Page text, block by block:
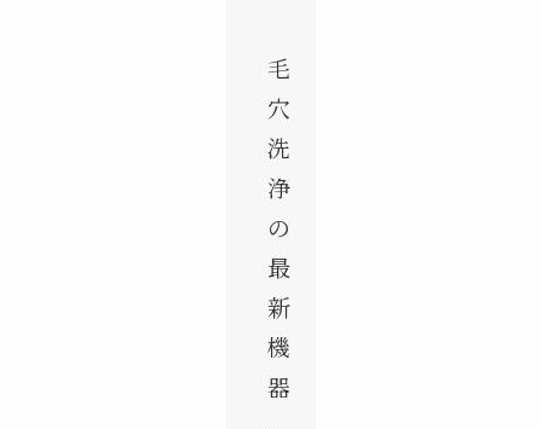
毛
穴
洗
浄
の
最
新
機
器